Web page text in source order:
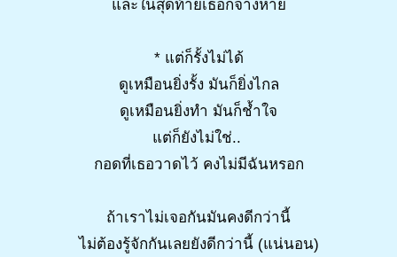
และในสุดท้ายเธอก็จางหาย
* แต่ก็รั้งไม่ได้
ดูเหมือนยิ่งรั้ง มันก็ยิ่งไกล
ดูเหมือนยิ่งทำ มันก็ช้ำใจ
แต่ก็ยังไม่ใช่..
กอดที่เธอวาดไว้ คงไม่มีฉันหรอก
ถ้าเราไม่เจอกันมันคงดีกว่านี้
ไม่ต้องรู้จักกันเลยยังดีกว่านี้ (แน่นอน)